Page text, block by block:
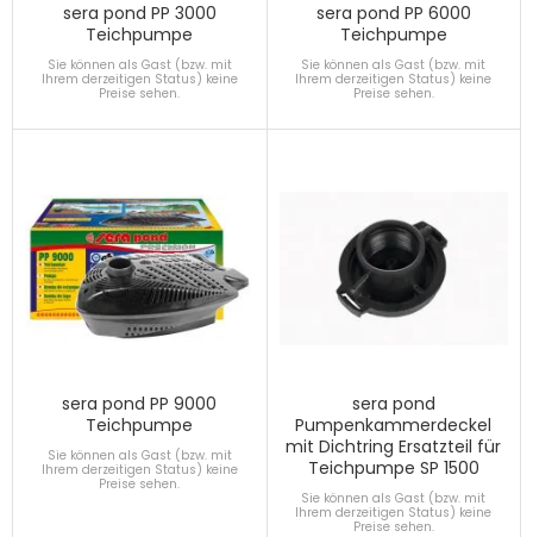
sera pond PP 3000
Teichpumpe
Sie können als Gast (bzw. mit
Ihrem derzeitigen Status) keine
Preise sehen.
sera pond PP 6000
Teichpumpe
Sie können als Gast (bzw. mit
Ihrem derzeitigen Status) keine
Preise sehen.
sera pond PP 9000
Teichpumpe
Sie können als Gast (bzw. mit
Ihrem derzeitigen Status) keine
Preise sehen.
sera pond
Pumpenkammerdeckel
mit Dichtring Ersatzteil für
Teichpumpe SP 1500
Sie können als Gast (bzw. mit
Ihrem derzeitigen Status) keine
Preise sehen.